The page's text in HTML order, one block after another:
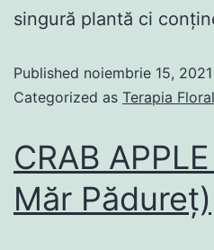
singură plantă ci
Published noiembrie 15, 2021
Categorized as Terapia
CRAB
Măr Pădureț)